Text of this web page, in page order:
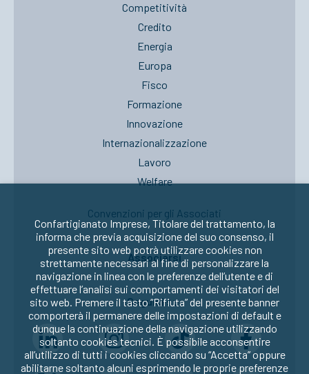
Competitività
Credito
Energia
Europa
Fisco
Formazione
Innovazione
Internazionalizzazione
Lavoro
Welfare
Convenzioni per gli Associati
Associarsi
Seguici su:
Confartigianato Imprese, Titolare del trattamento, la
informa che previa acquisizione del suo consenso, il
presente sito web potrà utilizzare cookies non
strettamente necessari al fine di personalizzare la
navigazione in linea con le preferenze dell’utente e di
effettuare l’analisi sui comportamenti dei visitatori del
sito web. Premere il tasto “Rifiuta” del presente banner
comporterà il permanere delle impostazioni di default e
dunque la continuazione della navigazione utilizzando
soltanto cookies tecnici. È possibile acconsentire
all’utilizzo di tutti i cookies cliccando su “Accetta” oppure
abilitarne soltanto alcuni esprimendo le proprie preferenze